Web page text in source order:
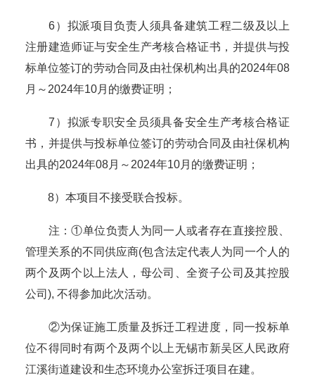
6）拟派项目负责人须具备建筑工程二级及以上
注册建造师证与安全生产考核合格证书，并提供与投
标单位签订的劳动合同及由社保机构出具的2024年08
月～2024年10月的缴费证明；
7）拟派专职安全员须具备安全生产考核合格证
书，并提供与投标单位签订的劳动合同及由社保机构
出具的2024年08月～2024年10月的缴费证明；
8）本项目不接受联合投标。
注：①单位负责人为同一人或者存在直接控股、
管理关系的不同供应商(包含法定代表人为同一个人的
两个及两个以上法人，母公司、全资子公司及其控股
公司), 不得参加此次活动。
②为保证施工质量及拆迁工程进度，同一投标单
位不得同时有两个及两个以上无锡市新吴区人民政府
江溪街道建设和生态环境办公室拆迁项目在建。